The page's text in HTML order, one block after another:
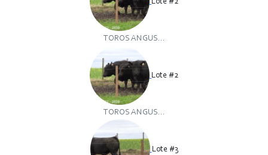
Lote #2
TOROS ANGUS...
Lote #2
TOROS ANGUS...
Lote #3